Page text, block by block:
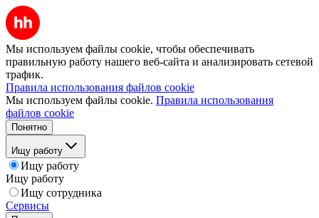
Мы используем файлы cookie, чтобы обеспечивать
правильную работу нашего веб-сайта и анализировать сетевой
трафик.
Правила использования файлов cookie
Мы используем файлы cookie. Правила использования
файлов cookie
Понятно
Ищу работу
Ищу работу
Ищу работу
Ищу сотрудника
Сервисы